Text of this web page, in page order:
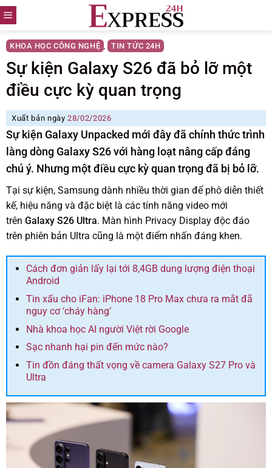
Skip
to
content
KHOA HỌC CÔNG NGHỆ , TIN TỨC 24H
Sự kiện Galaxy S26 đã bỏ lỡ một
điều cực kỳ quan trọng
Xuất bản ngày28/02/2026
Sự kiện Galaxy Unpacked mới đây đã chính thức trình
làng dòng Galaxy S26 với hàng loạt nâng cấp đáng
chú ý. Nhưng một điều cực kỳ quan trọng đã bị bỏ lỡ.
Tại sự kiện, Samsung dành nhiều thời gian để phô diễn thiết
kế, hiệu năng và đặc biệt là các tính năng video mới
trên Galaxy S26 Ultra. Màn hình Privacy Display độc đáo
trên phiên bản Ultra cũng là một điểm nhấn đáng khen.
Cách đơn giản lấy lại tới 8,4GB dung lượng điện thoại
Android
Tin xấu cho iFan: iPhone 18 Pro Max chưa ra mắt đã
nguy cơ ‘cháy hàng’
Nhà khoa học AI người Việt rời Google
Sạc nhanh hại pin đến mức nào?
Tin đồn đáng thất vọng về camera Galaxy S27 Pro và
Ultra